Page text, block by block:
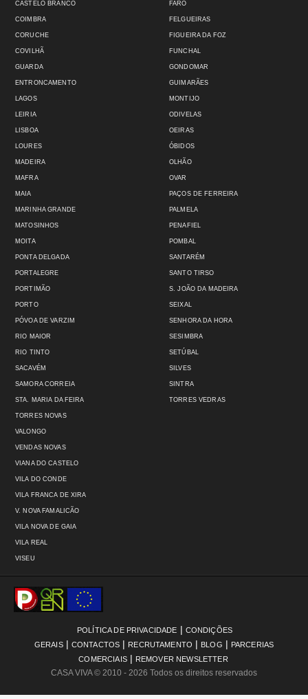
CASTELO BRANCO
COIMBRA
CORUCHE
COVILHÃ
GUARDA
ENTRONCAMENTO
FARO
FELGUEIRAS
FIGUEIRA DA FOZ
FUNCHAL
GONDOMAR
GUIMARÃES
LAGOS
LEIRIA
LISBOA
LOURES
MADEIRA
MAFRA
MAIA
MARINHA GRANDE
MATOSINHOS
MOITA
MONTIJO
ODIVELAS
OEIRAS
ÓBIDOS
OLHÃO
OVAR
PAÇOS DE FERREIRA
PALMELA
PENAFIEL
POMBAL
PONTA DELGADA
PORTALEGRE
PORTIMÃO
PORTO
PÓVOA DE VARZIM
RIO MAIOR
RIO TINTO
SACAVÉM
SAMORA CORREIA
STA. MARIA DA FEIRA
SANTARÉM
SANTO TIRSO
S. JOÃO DA MADEIRA
SEIXAL
SENHORA DA HORA
SESIMBRA
SETÚBAL
SILVES
SINTRA
TORRES VEDRAS
TORRES NOVAS
VALONGO
VENDAS NOVAS
VIANA DO CASTELO
VILA DO CONDE
VILA FRANCA DE XIRA
V. NOVA FAMALICÃO
VILA NOVA DE GAIA
VILA REAL
VISEU
POLÍTICA DE PRIVACIDADE | CONDIÇÕES
GERAIS | CONTACTOS | RECRUTAMENTO | BLOG | PARCERIAS
COMERCIAIS | REMOVER NEWSLETTER
CASA VIVA© 2010 - 2026 Todos os direitos reservados